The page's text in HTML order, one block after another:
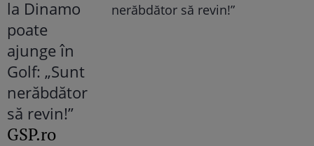
nerăbdător să revin!”
GSP.ro